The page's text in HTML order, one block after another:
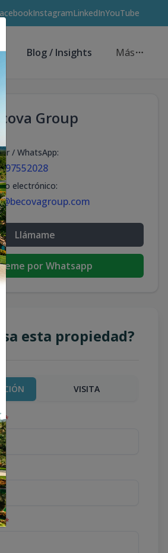
InstagramLinkedInYouTube
Blog / Insights Más
Group
/ WhatsApp:
electrónico:
Llámame
por Whatsapp
esta propiedad?
VISITA
*
*